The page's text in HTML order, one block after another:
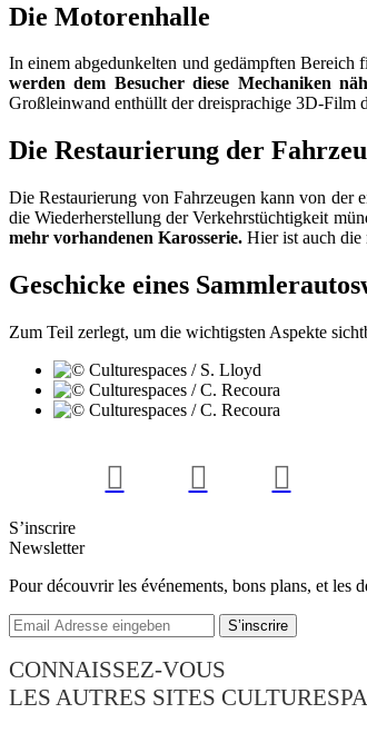
Die Motorenhalle
In einem abgedunkelten und gedämpften Bereich
werden dem Besucher diese Mechaniken
Großleinwand enthüllt der dreisprachige 3D-Film
Die Restaurierung der
Die Restaurierung von Fahrzeugen kann von der
die Wiederherstellung der Verkehrstüchtigkeit
mehr vorhandenen Karosserie. Hier ist auch die
Geschicke eines
Zum Teil zerlegt, um die wichtigsten Aspekte
S’inscrire
Newsletter
Pour découvrir les événements, bons plans, et les
CONNAISSEZ-VOUS
LES AUTRES SITES